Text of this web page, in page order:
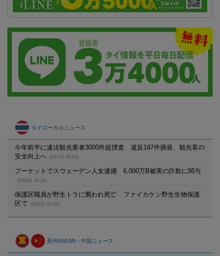
タイローカルニュース
今年前半に違法観光業者3000件超捜査 違反197件摘発、観光客の
安全向上へ
(8月7日 09:04)
プーケットでスウェーデン人女逮捕 6,000万B被害の詐欺に関与
(8月6日 16:22)
保護区職員が野生トラに襲われ死亡 ファイカケン野生生物保護
区で
(8月6日 09:22)
亜州ASEAN・中国ニュース